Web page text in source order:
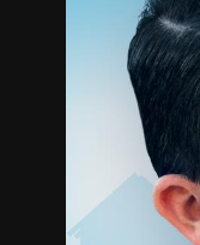
ตัวอย่าง ภา